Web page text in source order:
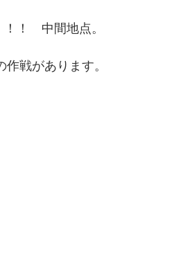
！　中間地点。
作戦があります。